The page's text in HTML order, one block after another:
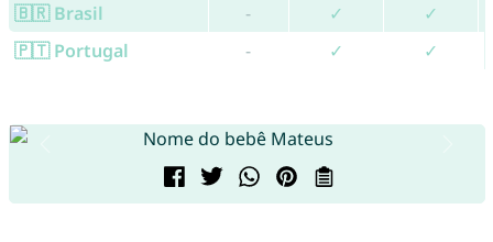
🇧🇷 Brasil
- ✓
✓
🇵🇹 Portugal
- ✓ ✓